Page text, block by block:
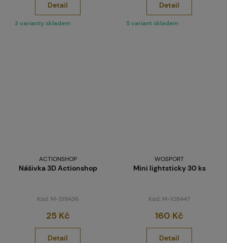
Detail
3 varianty skladem
Detail
5 variant skladem
ACTIONSHOP
Nášivka 3D Actionshop
Kód: M-518436
25 Kč
Detail
WOSPORT
Mini lightsticky 30 ks
Kód: M-108447
160 Kč
Detail